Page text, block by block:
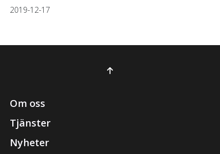
2019-12-17
Om oss
Tjänster
Nyheter